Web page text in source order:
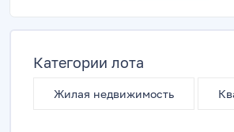
Категории лота
Жилая недвижимость